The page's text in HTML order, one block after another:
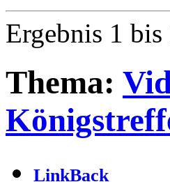
Ergebnis 1 bis
Thema:
LinkBack